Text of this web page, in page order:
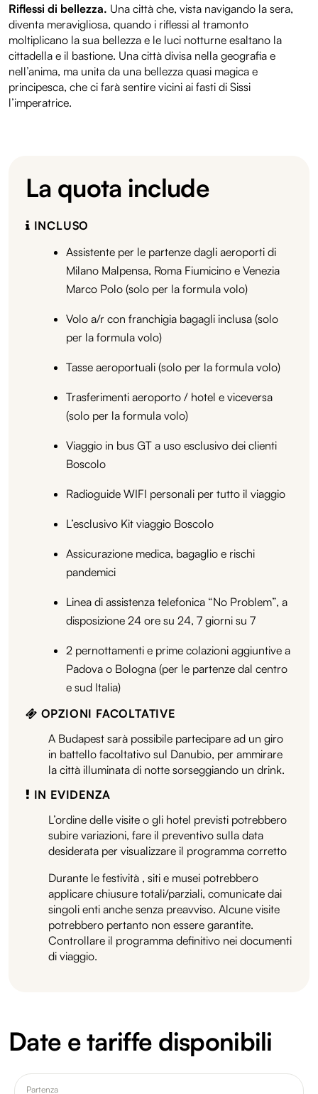
Riflessi di bellezza. Una città che, vista navigando la sera,
diventa meravigliosa, quando i riflessi al tramonto
moltiplicano la sua bellezza e le luci notturne esaltano la
cittadella e il bastione. Una città divisa nella geografia e
nell’anima, ma unita da una bellezza quasi magica e
principesca, che ci farà sentire vicini ai fasti di Sissi
l’imperatrice.
La quota include
INCLUSO
Assistente per le partenze dagli aeroporti di
Milano Malpensa, Roma Fiumicino e Venezia
Marco Polo (solo per la formula volo)
Volo a/r con franchigia bagagli inclusa (solo
per la formula volo)
Tasse aeroportuali (solo per la formula volo)
Trasferimenti aeroporto / hotel e viceversa
(solo per la formula volo)
Viaggio in bus GT a uso esclusivo dei clienti
Boscolo
Radioguide WIFI personali per tutto il viaggio
L’esclusivo Kit viaggio Boscolo
Assicurazione medica, bagaglio e rischi
pandemici
Linea di assistenza telefonica “No Problem”, a
disposizione 24 ore su 24, 7 giorni su 7
2 pernottamenti e prime colazioni aggiuntive a
Padova o Bologna (per le partenze dal centro
e sud Italia)
OPZIONI FACOLTATIVE
A Budapest sarà possibile partecipare ad un giro
in battello facoltativo sul Danubio, per ammirare
la città illuminata di notte sorseggiando un drink.
IN EVIDENZA
L’ordine delle visite o gli hotel previsti potrebbero
subire variazioni, fare il preventivo sulla data
desiderata per visualizzare il programma corretto
Durante le festività , siti e musei potrebbero
applicare chiusure totali/parziali, comunicate dai
singoli enti anche senza preavviso. Alcune visite
potrebbero pertanto non essere garantite.
Controllare il programma definitivo nei documenti
di viaggio.
Date e tariffe disponibili
Partenza